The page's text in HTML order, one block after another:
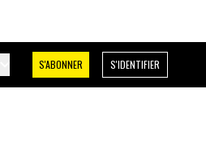
S'ABONNER S'IDENTIFIER